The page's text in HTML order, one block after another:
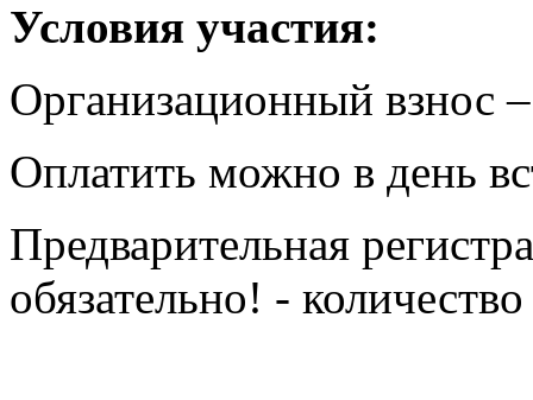
Условия участия:
Организационный взнос
Оплатить можно в день
Предварительная
обязательно! -